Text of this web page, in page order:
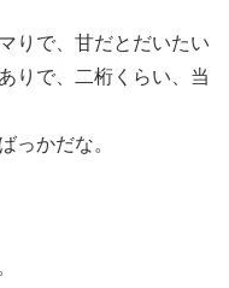
りで、甘だとだいたい
りで、二桁くらい、当
っかだな。